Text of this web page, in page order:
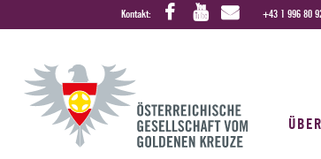
Kontakt: +43 1 996 80